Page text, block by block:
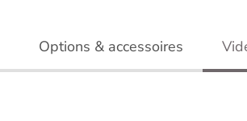
Options & accessoires